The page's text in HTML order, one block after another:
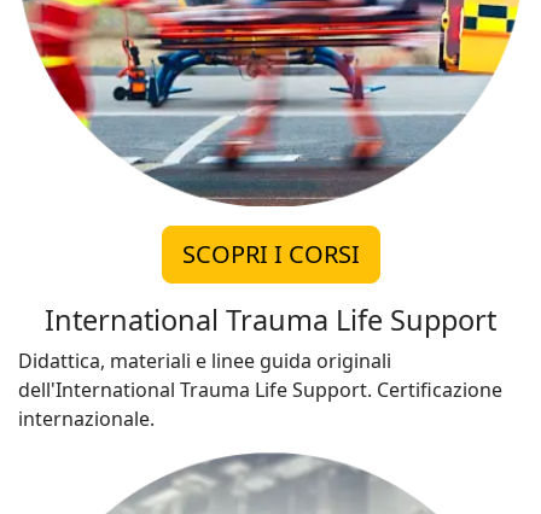
SCOPRI I CORSI
International Trauma Life Support
Didattica, materiali e linee guida originali
dell'International Trauma Life Support. Certificazione
internazionale.